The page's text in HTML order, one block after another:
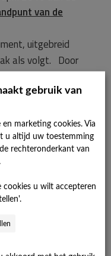
van de
uitgebreid
als volgt. Door
(reeds in
kruipruimte van
consument
ontvangen
dat dekt zijn
rechtsbijstand.
in deze
gebruik van
marketing cookies. Via
u altijd uw toestemming
rechteronderkant van
cookies u wilt accepteren